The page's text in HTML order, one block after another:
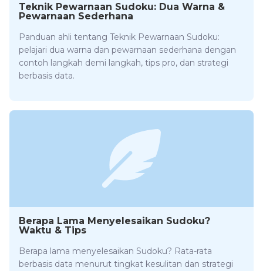
Teknik Pewarnaan Sudoku: Dua Warna &
Pewarnaan Sederhana
Panduan ahli tentang Teknik Pewarnaan Sudoku:
pelajari dua warna dan pewarnaan sederhana dengan
contoh langkah demi langkah, tips pro, dan strategi
berbasis data.
Berapa Lama Menyelesaikan Sudoku?
Waktu & Tips
Berapa lama menyelesaikan Sudoku? Rata-rata
berbasis data menurut tingkat kesulitan dan strategi